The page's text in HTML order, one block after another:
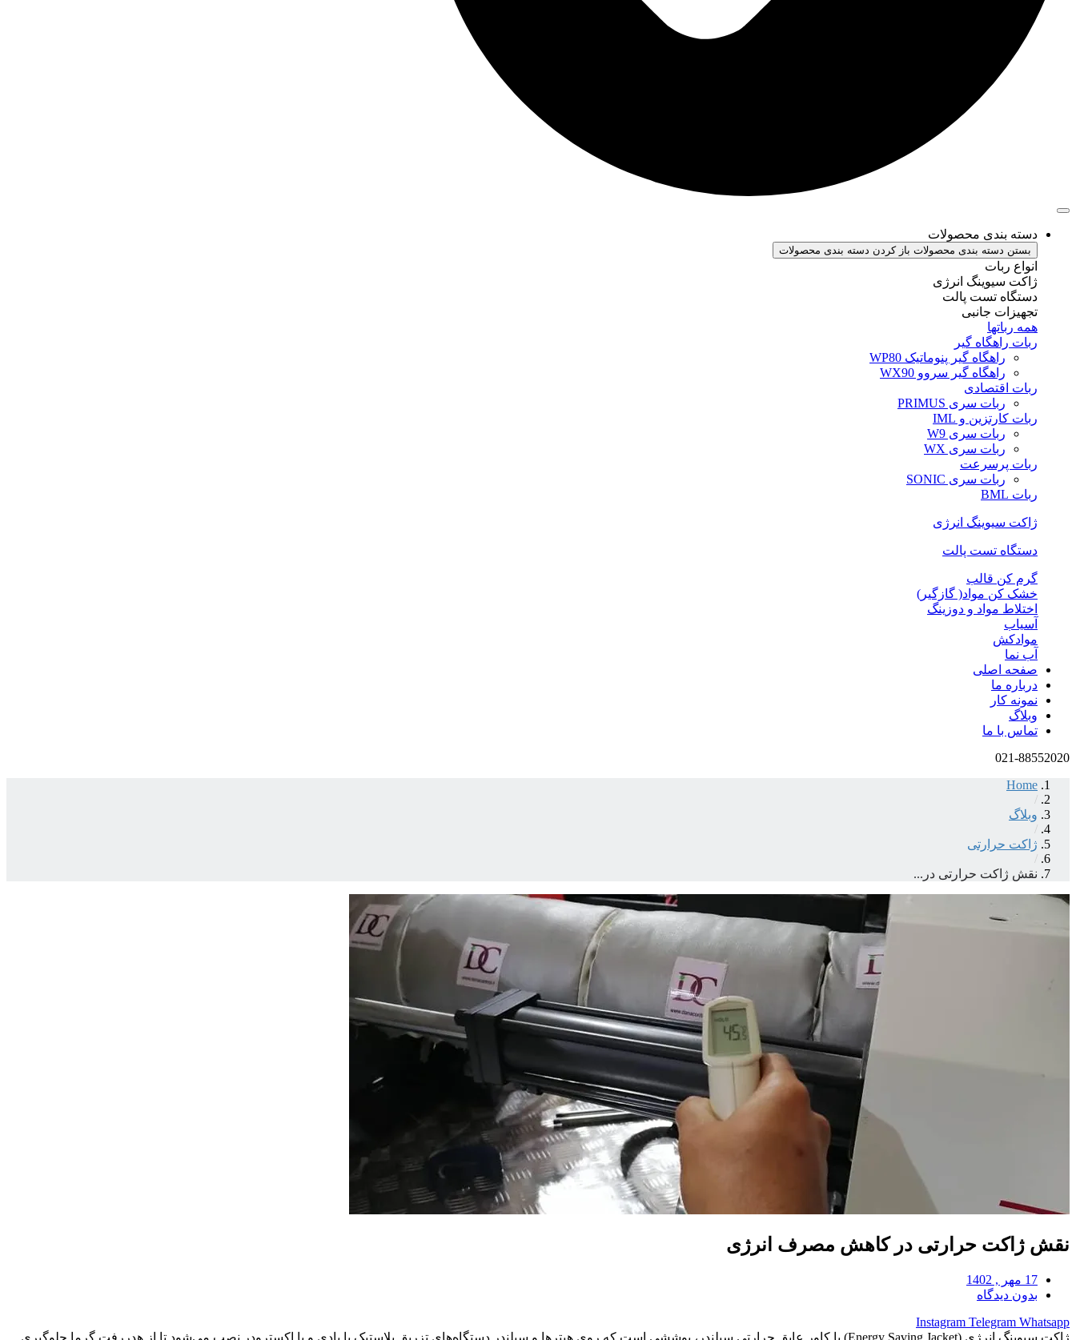
دسته بندی محصولات
بستن دسته بندی محصولات باز کردن دسته بندی محصولات
انواع ربات
ژاکت سیوینگ انرژی
دستگاه تست پالت
تجهیزات جانبی
همه رباتها
ربات راهگاه گیر
راهگاه گیر پنوماتیک WP80
راهگاه گیر سروو WX90
ربات اقتصادی
ربات سری PRIMUS
ربات کارتزین و IML
ربات سری W9
ربات سری WX
ربات پرسرعت
ربات سری SONIC
ربات BML
ژاکت سیوینگ انرژی
دستگاه تست پالت
گرم کن قالب
خشک کن مواد( گازگیر)
اختلاط مواد و دوزینگ
آسیاب
موادکش
آب نما
صفحه اصلی
درباره ما
نمونه کار
وبلاگ
تماس با ما
021-88552020
Home
/
وبلاگ
/
ژاکت حرارتی
/
نقش ژاکت حرارتی در...
نقش ژاکت حرارتی در کاهش مصرف انرژی
17 مهر , 1402
بدون دیدگاه
Instagram Telegram Whatsapp
ژاکت سیوینگ انرژی (Energy Saving Jacket) یا کاور عایق حرارتی سیلندر، پوششی است که روی هیترها و سیلندر دستگاه‌های تزریق پلاستیک یا بادی و یا اکسترودر نصب می‌شود تا از هدررفت گرما جلوگیری